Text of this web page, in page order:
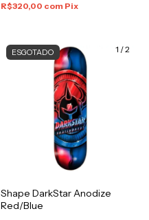
R$320,00 com Pix
1 /2
ESGOTADO
Shape DarkStar Anodize
Red/Blue